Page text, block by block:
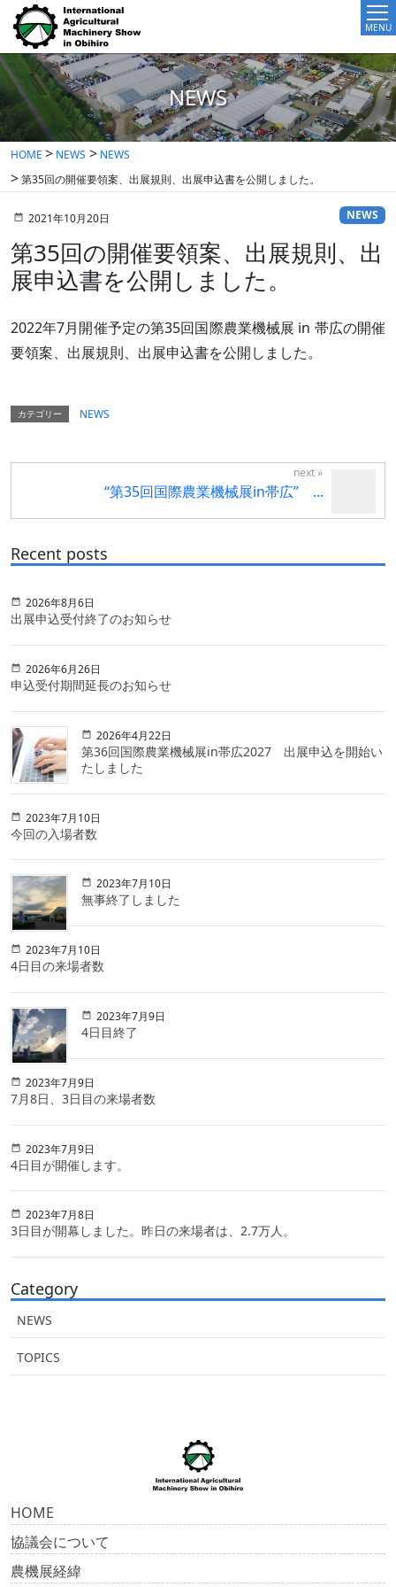
MENU
NEWS
HOME NEWS
NEWS
第35回の開催要領案、出展規則、出展申込書を公開しました。
2021年10月20日 NEWS
第35回の開催要領案、出展規則、出
展申込書を公開しました。
2022年7月開催予定の第35回国際農業機械展 in 帯広の開催
要領案、出展規則、出展申込書を公開しました。
カテゴリー NEWS
“第35回国際農業機械展in帯広” ...
Recent posts
2026年8月6日
出展申込受付終了のお知らせ
2026年6月26日
申込受付期間延長のお知らせ
2026年4月22日
第36回国際農業機械展in帯広2027 出展申込を開始い
たしました
2023年7月10日
今回の入場者数
2023年7月10日
無事終了しました
2023年7月10日
4日目の来場者数
2023年7月9日
4日目終了
2023年7月9日
7月8日、3日目の来場者数
2023年7月9日
4日目が開催します。
2023年7月8日
3日目が開幕しました。昨日の来場者は、2.7万人。
Category
NEWS
TOPICS
HOME
協議会について
農機展経緯